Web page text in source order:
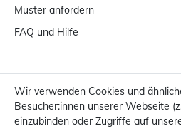
Muster anfordern
FAQ und Hilfe
Wir verwenden Cookies und
Besucher:innen unserer Webseite
einzubinden oder Zugriffe auf